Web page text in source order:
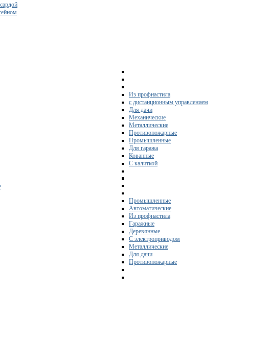
Из профнастила
с дистанционным управлением
Для дачи
Механические
Металлические
Противопожарные
Промышленные
Для гаража
Кованные
С калиткой
Промышленные
Автоматические
Из профнастила
Гаражные
Деревянные
С электроприводом
Металлические
Для дачи
Противопожарные